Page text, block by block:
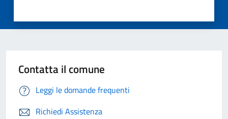
Contatta il comune
Leggi le domande frequenti
Richiedi Assistenza